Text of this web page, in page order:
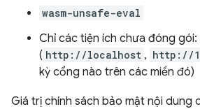
wasm-unsafe-eval
Chỉ các tiện ích chưa đóng
( http://localhost , http://
kỳ cổng nào trên các miền đó)
Giá trị chính sách bảo mật nội dung